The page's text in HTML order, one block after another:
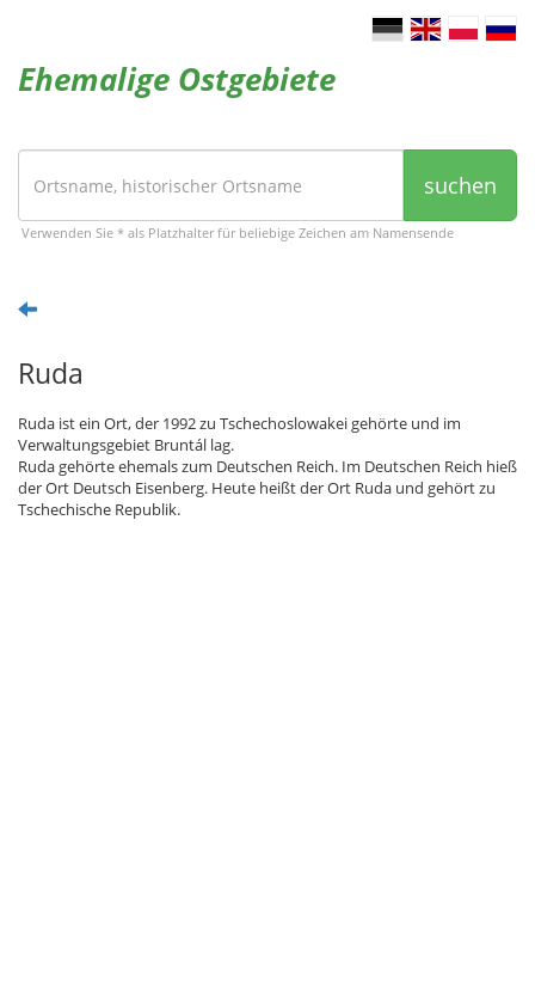
Ehemalige Ostgebiete
suchen
Verwenden Sie * als Platzhalter für beliebige Zeichen am Namensende
Ruda
Ruda ist ein Ort, der 1992 zu Tschechoslowakei gehörte und im
Verwaltungsgebiet Bruntál lag.
Ruda gehörte ehemals zum Deutschen Reich. Im Deutschen Reich hieß
der Ort Deutsch Eisenberg. Heute heißt der Ort Ruda und gehört zu
Tschechische Republik.